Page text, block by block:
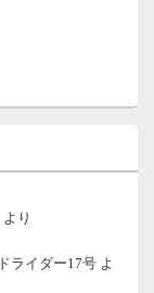
より
ライダー17号 よ